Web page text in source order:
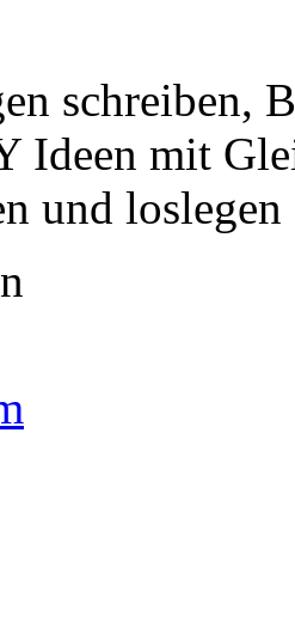
schreiben,
Ideen mit
und loslegen